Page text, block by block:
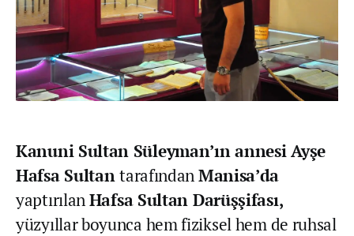
Kanuni Sultan Süleyman’ın annesi Ayşe
Hafsa SultantarafındanManisa’da
yaptırılanHafsa Sultan Darüşşifası,
yüzyıllar boyunca hem fiziksel hem de ruhsal